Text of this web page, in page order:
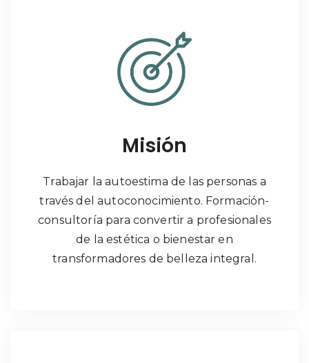
Misión
Trabajar la autoestima de las personas a
través del autoconocimiento. Formación-
consultoría para convertir a profesionales
de la estética o bienestar en
transformadores de belleza integral.